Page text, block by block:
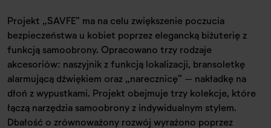
Projekt „SAVFE” ma na celu zwiększenie poczucia
bezpieczeństwa u kobiet poprzez elegancką biżuterię z
funkcją samoobrony. Opracowano trzy rodzaje
akcesoriów: naszyjnik z funkcją lokalizacji, bransoletkę
alarmującą dźwiękiem oraz „narecznicę” – nakładkę na
dłoń z wypustkami. Projekt obejmuje trzy kolekcje, które
łączą narzędzia samoobrony z indywidualnym stylem.
Dbałość o zrównoważony rozwój wyrażono poprzez